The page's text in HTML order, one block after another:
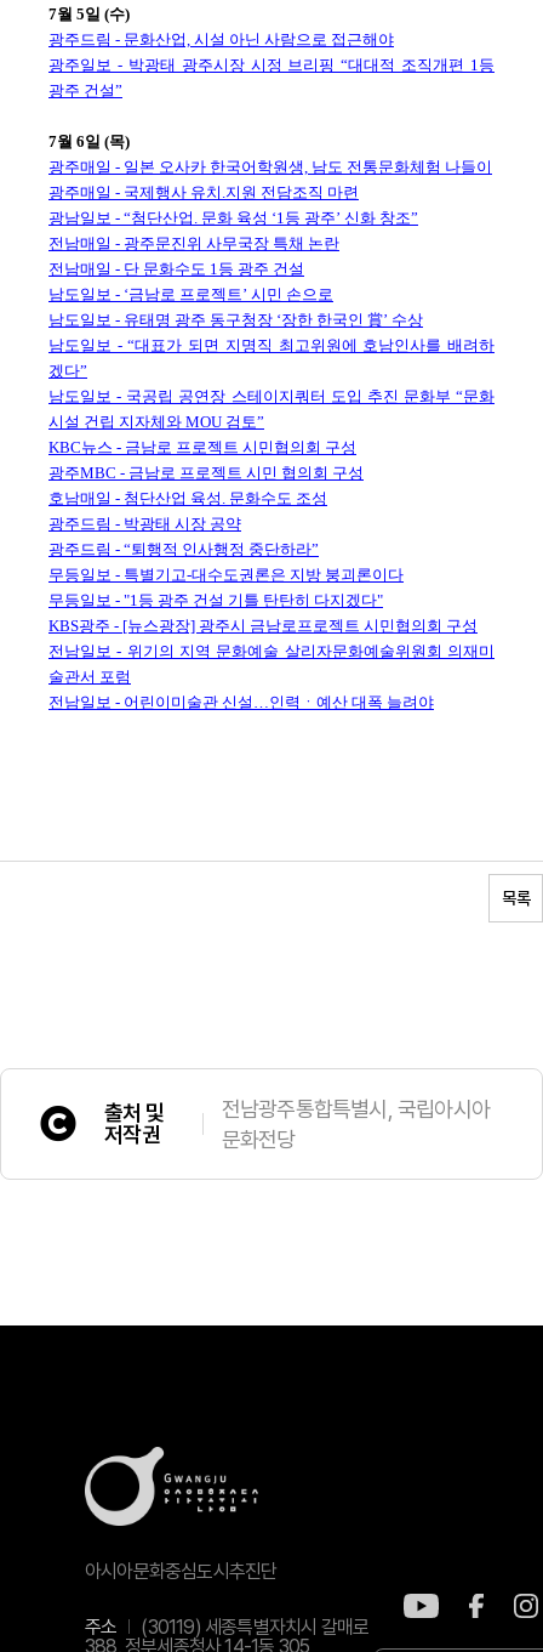
7월 5일 (수)
광주드림 - 문화산업, 시설 아닌 사람으로 접근해야
광주일보 - 박광태 광주시장 시정 브리핑 “대대적 조직개편 1등
광주 건설”
7월 6일 (목)
광주매일 - 일본 오사카 한국어학원생, 남도 전통문화체험 나들이
광주매일 - 국제행사 유치.지원 전담조직 마련
광남일보 - “첨단산업. 문화 육성 ‘1등 광주’ 신화 창조”
전남매일 - 광주문진위 사무국장 특채 논란
전남매일 - 단 문화수도 1등 광주 건설
남도일보 - ‘금남로 프로젝트’ 시민 손으로
남도일보 - 유태명 광주 동구청장 ‘장한 한국인 賞’ 수상
남도일보 - “대표가 되면 지명직 최고위원에 호남인사를 배려하
겠다”
남도일보 - 국공립 공연장 스테이지쿼터 도입 추진 문화부 “문화
시설 건립 지자체와 MOU 검토”
KBC뉴스 - 금남로 프로젝트 시민협의회 구성
광주MBC - 금남로 프로젝트 시민 협의회 구성
호남매일 - 첨단산업 육성. 문화수도 조성
광주드림 - 박광태 시장 공약
광주드림 - “퇴행적 인사행정 중단하라”
무등일보 - 특별기고-대수도권론은 지방 붕괴론이다
무등일보 - "1등 광주 건설 기틀 탄탄히 다지겠다"
KBS광주 - [뉴스광장] 광주시 금남로프로젝트 시민협의회 구성
전남일보 - 위기의 지역 문화예술 살리자문화예술위원회 의재미
술관서 포럼
전남일보 - 어린이미술관 신설…인력ㆍ예산 대폭 늘려야
목록
출처 및
저작권
전남광주통합특별시, 국립아시아
문화전당
아시아문화중심도시추진단
주소
(30119) 세종특별자치시 갈매로
388, 정부세종청사 14-1동 305